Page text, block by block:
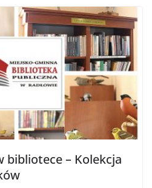
bibliotece – Kolekcja